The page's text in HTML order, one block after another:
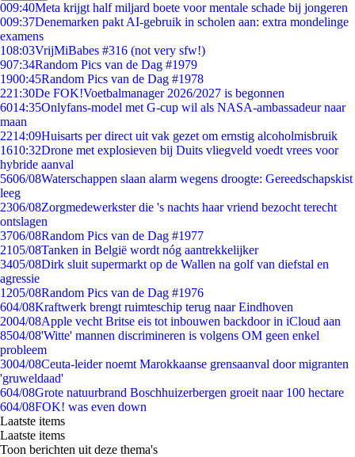
009:40Meta krijgt half miljard boete voor mentale schade bij jongeren
009:37Denemarken pakt AI-gebruik in scholen aan: extra mondelinge
examens
108:03VrijMiBabes #316 (not very sfw!)
907:34Random Pics van de Dag #1979
1900:45Random Pics van de Dag #1978
221:30De FOK!Voetbalmanager 2026/2027 is begonnen
6014:35Onlyfans-model met G-cup wil als NASA-ambassadeur naar
maan
2214:09Huisarts per direct uit vak gezet om ernstig alcoholmisbruik
1610:32Drone met explosieven bij Duits vliegveld voedt vrees voor
hybride aanval
5606/08Waterschappen slaan alarm wegens droogte: Gereedschapskist
leeg
2306/08Zorgmedewerkster die 's nachts haar vriend bezocht terecht
ontslagen
3706/08Random Pics van de Dag #1977
2105/08Tanken in België wordt nóg aantrekkelijker
3405/08Dirk sluit supermarkt op de Wallen na golf van diefstal en
agressie
1205/08Random Pics van de Dag #1976
604/08Kraftwerk brengt ruimteschip terug naar Eindhoven
2004/08Apple vecht Britse eis tot inbouwen backdoor in iCloud aan
8504/08'Witte' mannen discrimineren is volgens OM geen enkel
probleem
3004/08Ceuta-leider noemt Marokkaanse grensaanval door migranten
'gruweldaad'
604/08Grote natuurbrand Boschhuizerbergen groeit naar 100 hectare
604/08FOK! was even down
Laatste items
Laatste items
Toon berichten uit deze thema's